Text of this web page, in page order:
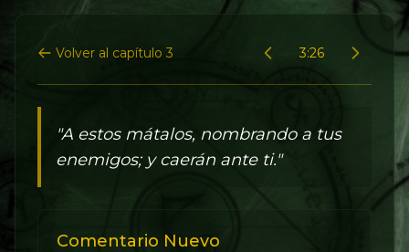
Volver al capítulo 3 3:26
"A estos mátalos, nombrando a tus
enemigos; y caerán ante ti."
Comentario Nuevo